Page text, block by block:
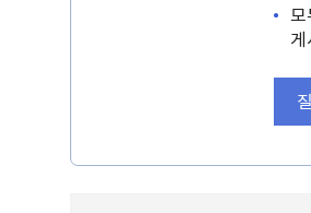
모